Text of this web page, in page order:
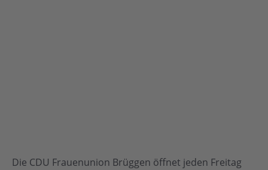
Die CDU Frauenunion Brüggen öffnet jeden Freitag